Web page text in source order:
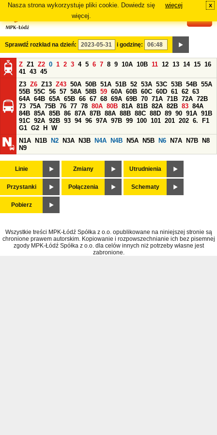
Nasza strona wykorzystuje pliki cookie. Dowiedz się
więcej.
więcej x
Sprawdź rozkład na dzień: i godzinę:
Z Z1 Z2 0 1 2 3 4 5 6 7 8 9 10A 10B 11 12 13 14 15 16
41 43 45
Z3 Z6 Z13 Z43 50A 50B 51A 51B 52 53A 53C 53B 54B 55A
55B 55C 56 57 58A 58B 59 60A 60B 60C 60D 61 62 63
64A 64B 65A 65B 66 67 68 69A 69B 70 71A 71B 72A 72B
73 75A 75B 76 77 78 80A 80B 81A 81B 82A 82B 83 84A
84B 85A 85B 86 87A 87B 88A 88B 88C 88D 89 90 91A 91B
91C 92A 92B 93 94 96 97A 97B 99 100 101 201 202 6.
F1
G1 G2 H
W
N1A
N1B N2 N3A N3B N4A N4B N5A N5B N6 N7A N7B
N8
N9
Linie Zmiany Utrudnienia
Przystanki Połączenia Schematy
Pobierz
Wszystkie treści MPK-Łódź Spółka z o.o. opublikowane na niniejszej stronie są
chronione prawem autorskim. Kopiowanie i rozpowszechnianie ich bez pisemnej
zgody MPK-Łódź Spółka z o.o. dla celów innych niż potrzeby własne jest
zabronione.